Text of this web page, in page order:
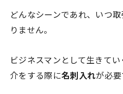
どんなシーンであれ、いつ
りません。
ビジネスマンとして生きて
介をする際に名刺入れが必要